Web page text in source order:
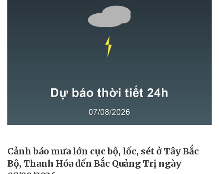
Cảnh báo mưa lớn cục bộ, lốc, sét ở Tây Bắc
Bộ, Thanh Hóa đến Bắc Quảng Trị ngày